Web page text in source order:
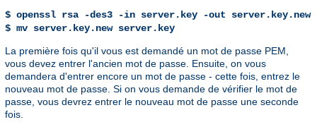
$ openssl rsa -des3 -in server.key -out server.key.new
$ mv server.key.new server.key
La première fois qu'il vous est demandé un mot de passe PEM,
vous devez entrer l'ancien mot de passe. Ensuite, on vous
demandera d'entrer encore un mot de passe - cette fois, entrez le
nouveau mot de passe. Si on vous demande de vérifier le mot de
passe, vous devrez entrer le nouveau mot de passe une seconde
fois.